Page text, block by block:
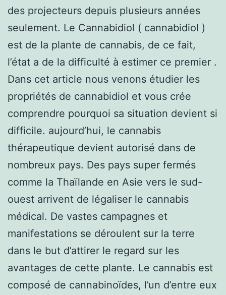
des projecteurs depuis plusieurs années
seulement. Le Cannabidiol ( cannabidiol )
est de la plante de cannabis, de ce fait,
l’état a de la difficulté à estimer ce premier .
Dans cet article nous venons étudier les
propriétés de cannabidiol et vous crée
comprendre pourquoi sa situation devient si
difficile. aujourd’hui, le cannabis
thérapeutique devient autorisé dans de
nombreux pays. Des pays super fermés
comme la Thaïlande en Asie vers le sud-
ouest arrivent de légaliser le cannabis
médical. De vastes campagnes et
manifestations se déroulent sur la terre
dans le but d’attirer le regard sur les
avantages de cette plante. Le cannabis est
composé de cannabinoïdes, l’un d’entre eux